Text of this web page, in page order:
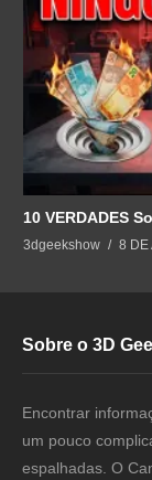
10 VERDADES
3dgeekshow 8 DE
Sobre o 3D
Encontrar
um pouco
espalhadas. O